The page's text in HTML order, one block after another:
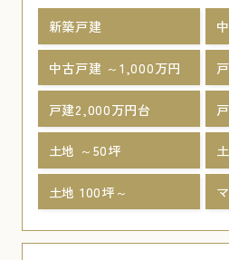
新築戸建
中古戸建 ～1,000万円
戸建2,000万円台
土地 ～50坪
土地 100坪～